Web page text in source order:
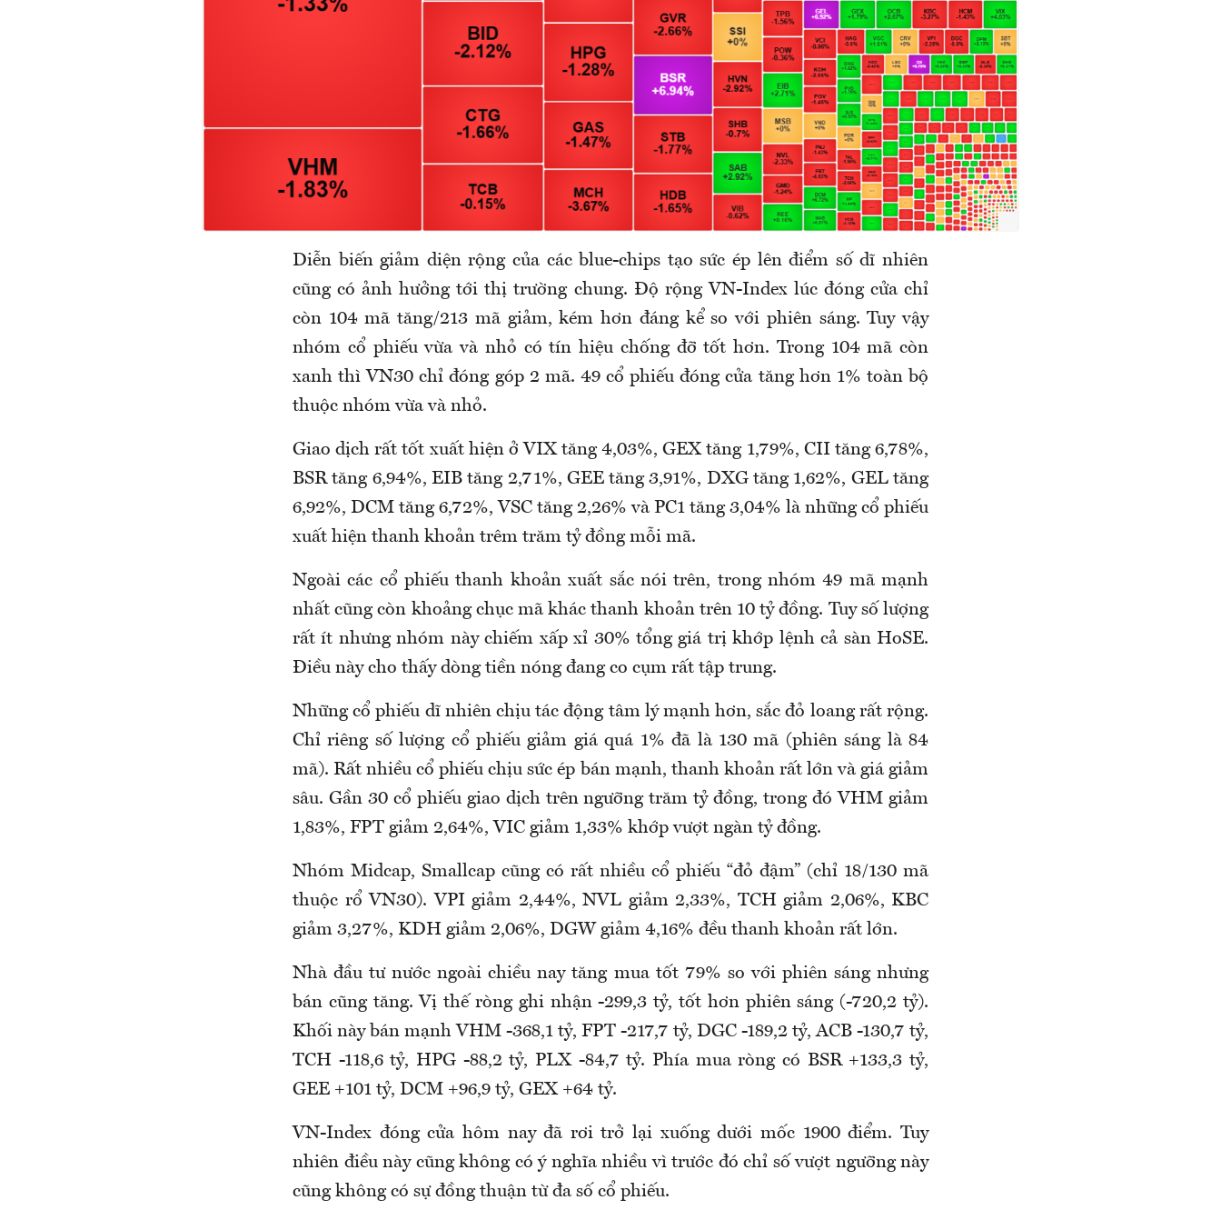
Diễn biến giảm diện rộng của các blue-chips tạo sức ép lên điểm số dĩ nhiên
cũng có ảnh hưởng tới thị trường chung. Độ rộng VN-Index lúc đóng cửa chỉ
còn 104 mã tăng/213 mã giảm, kém hơn đáng kể so với phiên sáng. Tuy vậy
nhóm cổ phiếu vừa và nhỏ có tín hiệu chống đỡ tốt hơn. Trong 104 mã còn
xanh thì VN30 chỉ đóng góp 2 mã. 49 cổ phiếu đóng cửa tăng hơn 1% toàn bộ
thuộc nhóm vừa và nhỏ.
Giao dịch rất tốt xuất hiện ở VIX tăng 4,03%, GEX tăng 1,79%, CII tăng 6,78%,
BSR tăng 6,94%, EIB tăng 2,71%, GEE tăng 3,91%, DXG tăng 1,62%, GEL tăng
6,92%, DCM tăng 6,72%, VSC tăng 2,26% và PC1 tăng 3,04% là những cổ phiếu
xuất hiện thanh khoản trêm trăm tỷ đồng mỗi mã.
Ngoài các cổ phiếu thanh khoản xuất sắc nói trên, trong nhóm 49 mã mạnh
nhất cũng còn khoảng chục mã khác thanh khoản trên 10 tỷ đồng. Tuy số lượng
rất ít nhưng nhóm này chiếm xấp xỉ 30% tổng giá trị khớp lệnh cả sàn HoSE.
Điều này cho thấy dòng tiền nóng đang co cụm rất tập trung.
Những cổ phiếu dĩ nhiên chịu tác động tâm lý mạnh hơn, sắc đỏ loang rất rộng.
Chỉ riêng số lượng cổ phiếu giảm giá quá 1% đã là 130 mã (phiên sáng là 84
mã). Rất nhiều cổ phiếu chịu sức ép bán mạnh, thanh khoản rất lớn và giá giảm
sâu. Gần 30 cổ phiếu giao dịch trên ngưỡng trăm tỷ đồng, trong đó VHM giảm
1,83%, FPT giảm 2,64%, VIC giảm 1,33% khớp vượt ngàn tỷ đồng.
Nhóm Midcap, Smallcap cũng có rất nhiều cổ phiếu “đỏ đậm” (chỉ 18/130 mã
thuộc rổ VN30). VPI giảm 2,44%, NVL giảm 2,33%, TCH giảm 2,06%, KBC
giảm 3,27%, KDH giảm 2,06%, DGW giảm 4,16% đều thanh khoản rất lớn.
Nhà đầu tư nước ngoài chiều nay tăng mua tốt 79% so với phiên sáng nhưng
bán cũng tăng. Vị thế ròng ghi nhận -299,3 tỷ, tốt hơn phiên sáng (-720,2 tỷ).
Khối này bán mạnh VHM -368,1 tỷ, FPT -217,7 tỷ, DGC -189,2 tỷ, ACB -130,7 tỷ,
TCH -118,6 tỷ, HPG -88,2 tỷ, PLX -84,7 tỷ. Phía mua ròng có BSR +133,3 tỷ,
GEE +101 tỷ, DCM +96,9 tỷ, GEX +64 tỷ.
VN-Index đóng cửa hôm nay đã rơi trở lại xuống dưới mốc 1900 điểm. Tuy
nhiên điều này cũng không có ý nghĩa nhiều vì trước đó chỉ số vượt ngưỡng này
cũng không có sự đồng thuận từ đa số cổ phiếu.